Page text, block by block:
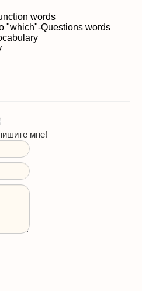
words
"which"-Questions words
мне!